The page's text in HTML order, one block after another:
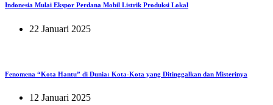
Indonesia Mulai Ekspor Perdana Mobil Listrik Produksi Lokal
22 Januari 2025
Fenomena “Kota Hantu” di Dunia: Kota-Kota yang Ditinggalkan dan Misterinya
12 Januari 2025